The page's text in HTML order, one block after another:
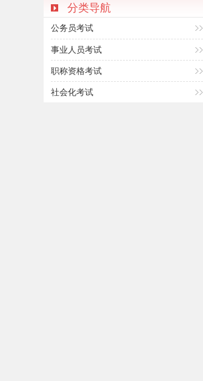
分类导航
公务员考试
事业人员考试
职称资格考试
社会化考试